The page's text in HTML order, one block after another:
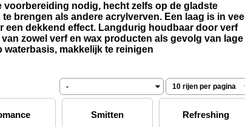
voorbereiding nodig, hecht zelfs op de gladste
te brengen als andere acrylverven. Een laag is in veel
een dekkend effect. Langdurig houdbaar door verf
van zowel verf en wax producten als gevolg van lage
waterbasis, makkelijk te reinigen
Smitten Refreshing